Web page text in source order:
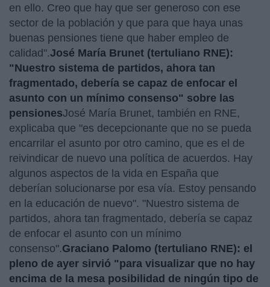
en ello. Creo que hay que ser generoso con ese
sector de la población y que para que haya unas
buenas pensiones tiene que haber empleo de
calidad".José María Brunet (tertuliano RNE):
"Nuestro sistema de partidos, ahora tan
fragmentado, debería se capaz de enfocar el
asunto con un mínimo consenso" sobre las
pensionesJosé María Brunet, también en RNE,
explicaba que "es decepcionante que no se pueda
encarrilar el asunto por otro camino, que es el de
reivindicar de nuevo una política de acuerdos. Hay
algunos aspectos de la vida en España que
deberían solucionarse por esa vía. Estoy pensando
en la educación de nuevo". "Nuestro sistema de
partidos, ahora tan fragmentado, debería se capaz
de enfocar el asunto con un mínimo
consenso".Graciano Palomo (tertuliano RNE): el
pleno de ayer sirvió "para visualizar que no hay
encima de la mesa posibilidad de ningún tipo de